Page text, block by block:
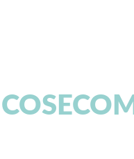
COSECOM